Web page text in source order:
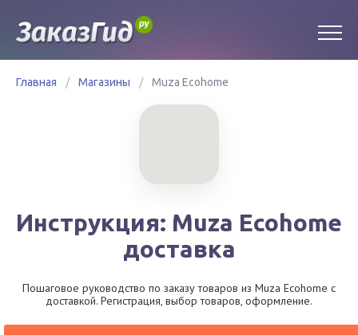
Главная / Магазины / Muza Ecohome
Инструкция: Muza Ecohome
доставка
Пошаговое руководство по заказу товаров из Muza Ecohome с
доставкой. Регистрация, выбор товаров, оформление.